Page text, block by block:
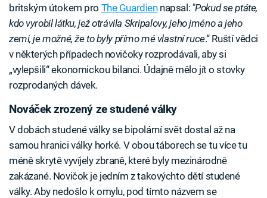
britským útokem pro The Guardiennapsal: "Pokud se ptáte,
kdo vyrobil látku, jež otrávila Skripalovy, jeho jméno a jeho
zemi, je možné, že to byly přímo mé vlastní ruce.“ Ruští vědci
v některých případech novičoky rozprodávali, aby si
„vylepšili“ ekonomickou bilanci. Údajně mělo jít o stovky
rozprodaných dávek.
Nováček zrozený ze studené války
V dobách studené války se bipolární svět dostal až na
samou hranici války horké. V obou táborech se tu více tu
méně skrytě vyvíjely zbraně, které byly mezinárodně
zakázané. Novičok je jedním z takovýchto dětí studené
války. Aby nedošlo k omylu, pod tímto názvem se